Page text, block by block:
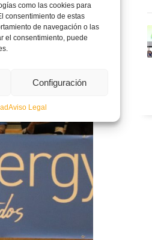
como las cookies para
consentimiento de estas
de navegación o las
el consentimiento, puede
Configuración
Aviso Legal